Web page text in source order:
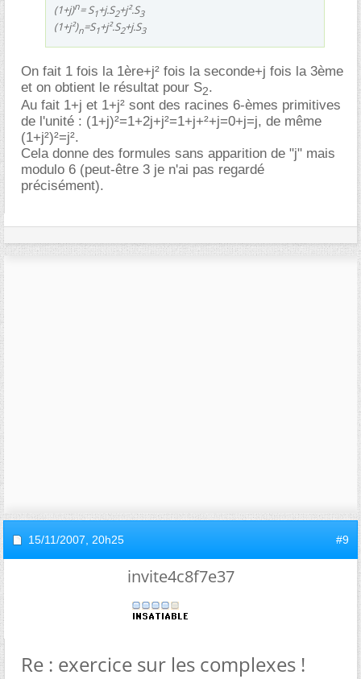
(1+j)n= S 1+j.S2+j².S3
(1+j²)n=S 1+j².S2+j.S3
On fait 1 fois la 1ère+j² fois la seconde+j fois la 3ème
et on obtient le résultat pour S2.
Au fait 1+j et 1+j² sont des racines 6-èmes primitives
de l'unité : (1+j)²=1+2j+j²=1+j+²+j=0+j=j, de même
(1+j²)²=j².
Cela donne des formules sans apparition de "j" mais
modulo 6 (peut-être 3 je n'ai pas regardé
précisément).
15/11/2007, 20h25 #9
invite4c8f7e37
Re : exercice sur les complexes !